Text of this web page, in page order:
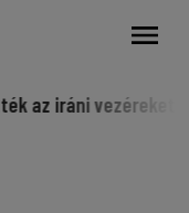
iráni vezéreket